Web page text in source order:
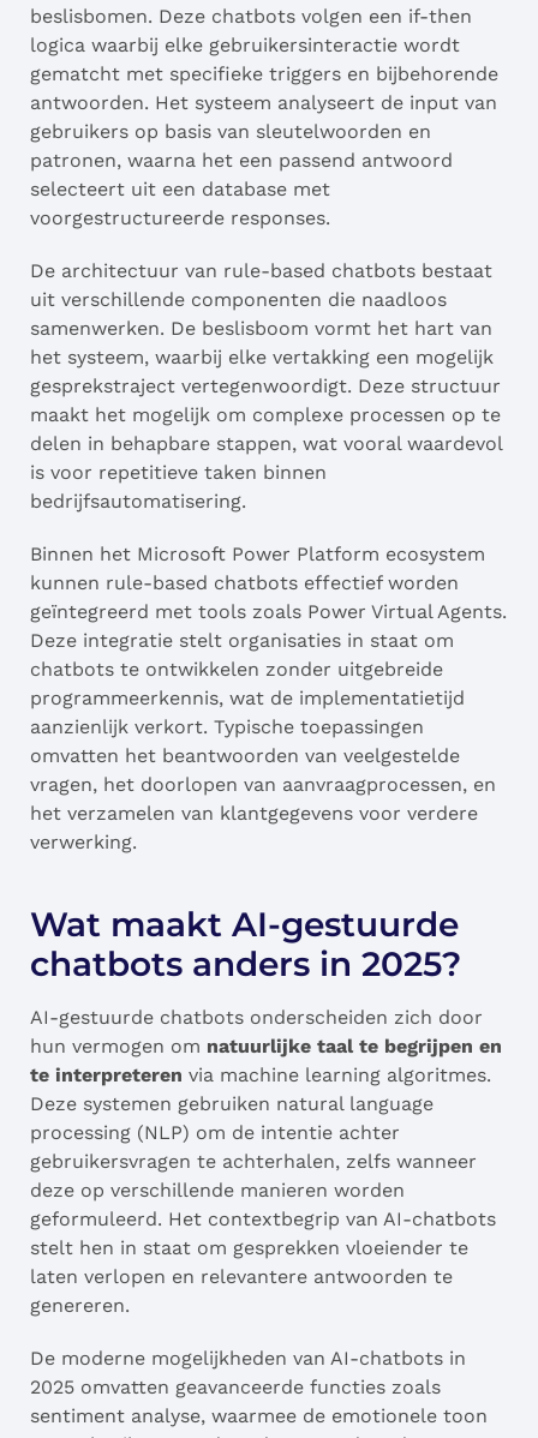
beslisbomen. Deze chatbots volgen een if-then
logica waarbij elke gebruikersinteractie wordt
gematcht met specifieke triggers en bijbehorende
antwoorden. Het systeem analyseert de input van
gebruikers op basis van sleutelwoorden en
patronen, waarna het een passend antwoord
selecteert uit een database met
voorgestructureerde responses.
De architectuur van rule-based chatbots bestaat
uit verschillende componenten die naadloos
samenwerken. De beslisboom vormt het hart van
het systeem, waarbij elke vertakking een mogelijk
gesprekstraject vertegenwoordigt. Deze structuur
maakt het mogelijk om complexe processen op te
delen in behapbare stappen, wat vooral waardevol
is voor repetitieve taken binnen
bedrijfsautomatisering.
Binnen het Microsoft Power Platform ecosystem
kunnen rule-based chatbots effectief worden
geïntegreerd met tools zoals Power Virtual Agents.
Deze integratie stelt organisaties in staat om
chatbots te ontwikkelen zonder uitgebreide
programmeerkennis, wat de implementatietijd
aanzienlijk verkort. Typische toepassingen
omvatten het beantwoorden van veelgestelde
vragen, het doorlopen van aanvraagprocessen, en
het verzamelen van klantgegevens voor verdere
verwerking.
Wat maakt AI-gestuurde
chatbots anders in 2025?
AI-gestuurde chatbots onderscheiden zich door
hun vermogen om natuurlijke taal te begrijpen en
te interpreteren via machine learning algoritmes.
Deze systemen gebruiken natural language
processing (NLP) om de intentie achter
gebruikersvragen te achterhalen, zelfs wanneer
deze op verschillende manieren worden
geformuleerd. Het contextbegrip van AI-chatbots
stelt hen in staat om gesprekken vloeiender te
laten verlopen en relevantere antwoorden te
genereren.
De moderne mogelijkheden van AI-chatbots in
2025 omvatten geavanceerde functies zoals
sentiment analyse, waarmee de emotionele toon